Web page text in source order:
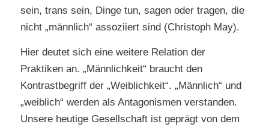
sein, trans sein, Dinge tun, sagen oder tragen, die
nicht „männlich“ assoziiert sind (Christoph May).
Hier deutet sich eine weitere Relation der
Praktiken an. „Männlichkeit“ braucht den
Kontrastbegriff der „Weiblichkeit“. „Männlich“ und
„weiblich“ werden als Antagonismen verstanden.
Unsere heutige Gesellschaft ist geprägt von dem